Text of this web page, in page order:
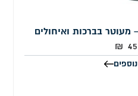
בברכות ואיחולים
₪